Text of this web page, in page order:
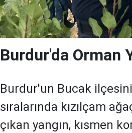
Burdur'da Orman
Burdur'un Bucak
sıralarında kızılçam
çıkan yangın, kısmen